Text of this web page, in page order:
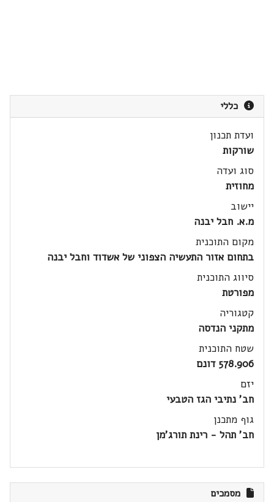
כללי
ועדת תכנון
שורקות
סוג ועדה
מחוזית
יישוב
מ.א. חבל יבנה
מקום התוכנית
בתחום אזור התעשיה הצפוני של אשדוד וחבל יבנה
סיווג התוכנית
מפורטת
קטגוריה
מתקני הנדסה
שטח התוכנית
578.906 דונם
יזם
חב' נתיבי הגז הטבעי
גוף מתכנן
חב' תהל - רינת תורג'מן
מסמכים